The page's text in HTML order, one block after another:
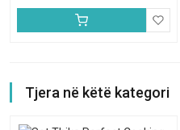
Tjera në këtë kategori